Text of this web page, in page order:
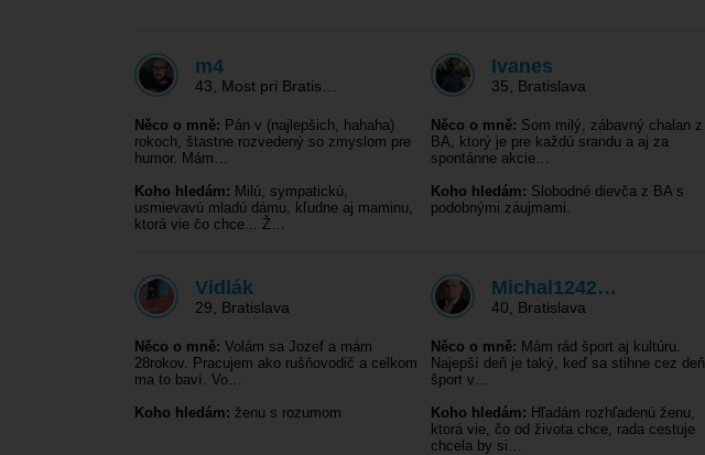
m4
43 Most pri Bratis…
Něco o mně: Pán v (najlepšich, hahaha)
rokoch, štastne rozvedený so zmyslom pre
humor. Mám…
Koho hledám: Milú, sympatickú,
usmievavú mladú dámu, kľudne aj maminu,
ktorá vie čo chce... Ž…
Ivanes
35 Bratislava
Něco o mně: Som milý, zábavný chalan z
BA, ktorý je pre každú srandu a aj za
spontánne akcie…
Koho hledám: Slobodné dievča z BA s
podobnými záujmami.
Vidlák
29 Bratislava
Něco o mně: Volám sa Jozef a mám
28rokov. Pracujem ako rušňovodič a celkom
ma to baví. Vo…
Koho hledám: ženu s rozumom
Michal1242…
40 Bratislava
Něco o mně: Mám rád šport aj kultúru.
Najepší deň je taký, keď sa stihne cez deň
šport v…
Koho hledám: Hľadám rozhľadenú ženu,
ktorá vie, čo od života chce, rada cestuje
chcela by si…